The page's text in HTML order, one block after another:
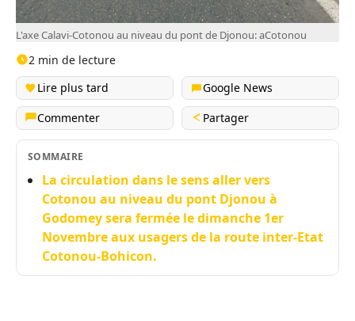
L'axe Calavi-Cotonou au niveau du pont de Djonou: aCotonou
2 min de lecture
Lire plus tard
Google News
Commenter
Partager
SOMMAIRE
La circulation dans le sens aller vers
Cotonou au niveau du pont Djonou à
Godomey sera fermée le dimanche 1er
Novembre aux usagers de la route inter-Etat
Cotonou-Bohicon.